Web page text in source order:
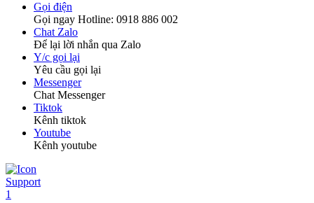
Gọi điện
Gọi ngay Hotline: 0918 886 002
Chat Zalo
Để lại lời nhắn qua Zalo
Y/c gọi lại
Yêu cầu gọi lại
Messenger
Chat Messenger
Tiktok
Kênh tiktok
Youtube
Kênh youtube